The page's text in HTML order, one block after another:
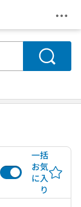
メ
検索
一括
お気
に入
り